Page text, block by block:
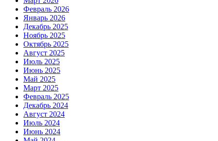
Февраль 2026
Январь 2026
Декабрь 2025
Ноябрь 2025
Октябрь 2025
Август 2025
Июль 2025
Июнь 2025
Май 2025
Март 2025
Февраль 2025
Декабрь 2024
Август 2024
Июль 2024
Июнь 2024